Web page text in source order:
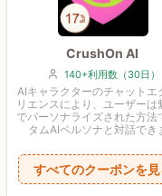
CrushOn AI
140+利用数（30日）
AIキャラクターのチャットエ
リエンスにより、ユーザーは
でパーソナライズされた方法
タムAIペルソナと対話でき
すべてのクーポンを見